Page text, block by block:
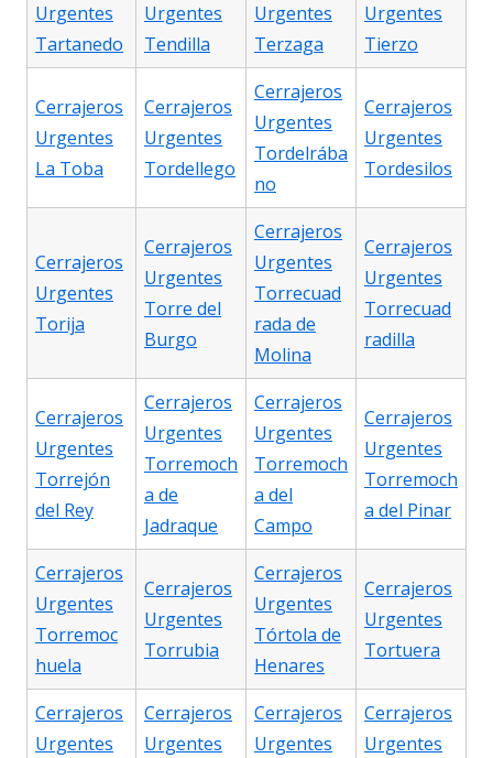
Urgentes
Tartanedo
Urgentes
Tendilla
Urgentes
Terzaga
Urgentes
Tierzo
Cerrajeros
Urgentes
La Toba
Cerrajeros
Urgentes
Tordellego
Cerrajeros
Urgentes
Tordelrába
no
Cerrajeros
Urgentes
Tordesilos
Cerrajeros
Urgentes
Torija
Cerrajeros
Urgentes
Torre del
Burgo
Cerrajeros
Urgentes
Torrecuad
rada de
Molina
Cerrajeros
Urgentes
Torrecuad
radilla
Cerrajeros
Urgentes
Torrejón
del Rey
Cerrajeros
Urgentes
Torremoch
a de
Jadraque
Cerrajeros
Urgentes
Torremoch
a del
Campo
Cerrajeros
Urgentes
Torremoch
a del Pinar
Cerrajeros
Urgentes
Torremoc
huela
Cerrajeros
Urgentes
Torrubia
Cerrajeros
Urgentes
Tórtola de
Henares
Cerrajeros
Urgentes
Tortuera
Cerrajeros
Urgentes
Cerrajeros
Urgentes
Cerrajeros
Urgentes
Cerrajeros
Urgentes